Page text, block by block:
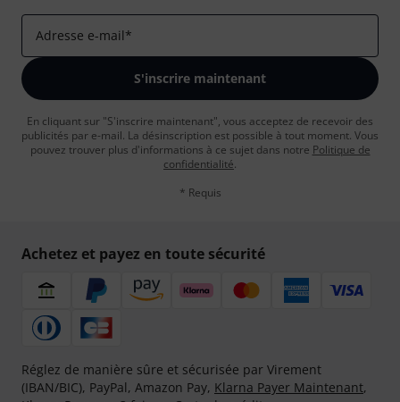
Adresse e-mail*
S'inscrire maintenant
En cliquant sur "S'inscrire maintenant", vous acceptez de recevoir des
publicités par e-mail. La désinscription est possible à tout moment. Vous
pouvez trouver plus d'informations à ce sujet dans notre Politique de
confidentialité.
* Requis
Achetez et payez en toute sécurité
Réglez de manière sûre et sécurisée par Virement
(IBAN/BIC), PayPal, Amazon Pay, Klarna Payer Maintenant,